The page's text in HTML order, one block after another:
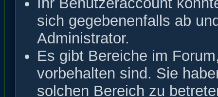
sich gegebenenfalls ab
Administrator.
Es gibt Bereiche im
vorbehalten sind. Sie
solchen Bereich zu